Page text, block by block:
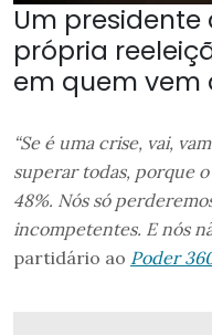
Um
própria
em quem vem
“Se é uma crise, vai,
superar todas, porque
48%. Nós só
incompetentes. E nós
partidário ao Poder